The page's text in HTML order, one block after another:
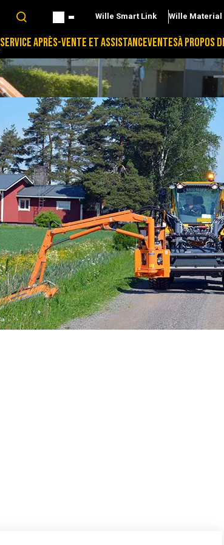
Wille Smart Link Wille Material
SERVICE APRÈS-VENTE ET ASSISTANCEVENTESÀ PROPOS